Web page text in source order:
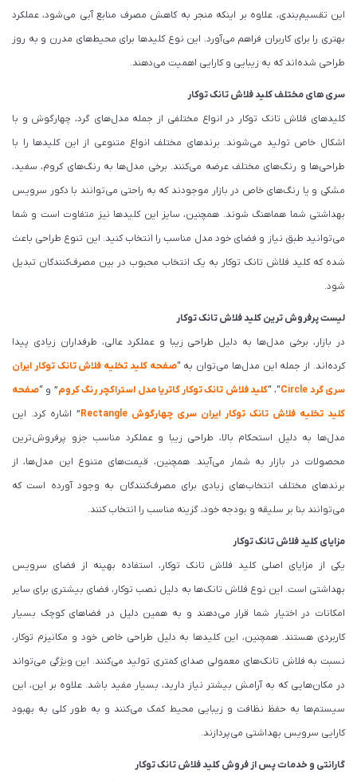
این تقسیم‌بندی، علاوه بر اینکه منجر به کاهش مصرف منابع آبی می‌شود، عملکرد
بهتری را برای کاربران فراهم می‌آورد. این نوع کلیدها برای محیط‌های مدرن و به روز
طراحی شده‌اند که به زیبایی و کارایی اهمیت می‌دهند.
سری های مختلف کلید فلاش تانک توکار
کلیدهای فلاش تانک توکار در انواع مختلفی از جمله مدل‌های گرد، چهارگوش و با
اشکال خاص تولید می‌شوند. برندهای مختلف انواع متنوعی از این کلیدها را با
طراحی‌ها و رنگ‌های مختلف عرضه می‌کنند. برخی مدل‌ها به رنگ‌های کروم، سفید،
مشکی و یا رنگ‌های خاص در بازار موجودند که به راحتی می‌توانند با دکور سرویس
بهداشتی شما هماهنگ شوند. همچنین، سایز این کلیدها نیز متفاوت است و شما
می‌توانید طبق نیاز و فضای خود مدل مناسب را انتخاب کنید. این تنوع طراحی باعث
شده که کلید فلاش تانک توکار به یک انتخاب محبوب در بین مصرف‌کنندگان تبدیل
شود.
لیست پرفروش ترین کلید فلاش تانک توکار
در بازار، برخی مدل‌ها به دلیل طراحی زیبا و عملکرد عالی، طرفداران زیادی پیدا
کرده‌اند. از جمله این مدل‌ها می‌توان به “صفحه کلید تخلیه فلاش تانک توکار ایران
سری گرد Circle
“، “کلید فلاش تانک توکار گاتریا مدل استراکچر رنگ کروم” و “صفحه
کلید تخلیه فلاش تانک توکار ایران سری چهارگوش Rectangle
” اشاره کرد. این
مدل‌ها به دلیل استحکام بالا، طراحی زیبا و عملکرد مناسب جزو پرفروش‌ترین
محصولات در بازار به شمار می‌آیند. همچنین، قیمت‌های متنوع این مدل‌ها، از
برندهای مختلف انتخاب‌های زیادی برای مصرف‌کنندگان به وجود آورده است که
می‌توانند بنا بر سلیقه و بودجه خود، گزینه مناسب را انتخاب کنند.
مزایای کلید فلاش تانک توکار
یکی از مزایای اصلی کلید فلاش تانک توکار، استفاده بهینه از فضای سرویس
بهداشتی است. این نوع فلاش تانک‌ها به دلیل نصب توکار، فضای بیشتری برای سایر
امکانات در اختیار شما قرار می‌دهند و به همین دلیل در فضاهای کوچک بسیار
کاربردی هستند. همچنین، این کلیدها به دلیل طراحی خاص خود و مکانیزم توکار،
نسبت به فلاش تانک‌های معمولی صدای کمتری تولید می‌کنند. این ویژگی می‌تواند
در مکان‌هایی که به آرامش بیشتر نیاز دارید، بسیار مفید باشد. علاوه بر این، این
سیستم‌ها به حفظ نظافت و زیبایی محیط کمک می‌کنند و به طور کلی به بهبود
کارایی سرویس بهداشتی می‌پردازند.
گارانتی و خدمات پس از فروش کلید فلاش تانک توکار